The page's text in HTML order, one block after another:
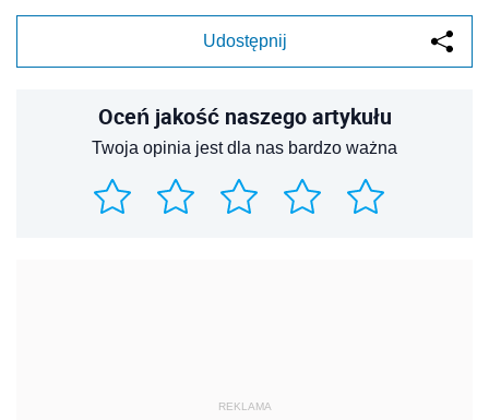
Udostępnij
Oceń jakość naszego artykułu
Twoja opinia jest dla nas bardzo ważna
REKLAMA